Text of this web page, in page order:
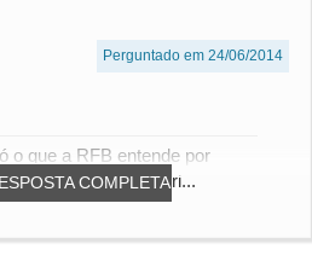
Perguntado em 24/06/2014
COMPLETA
o que a RFB entende por
"As regras de obri...